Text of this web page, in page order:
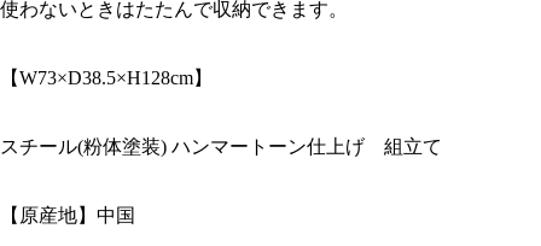
使わないときはたたんで収納できます。
【W73×D38.5×H128cm】
スチール(粉体塗装) ハンマートーン仕上げ 組立て
【原産地】中国